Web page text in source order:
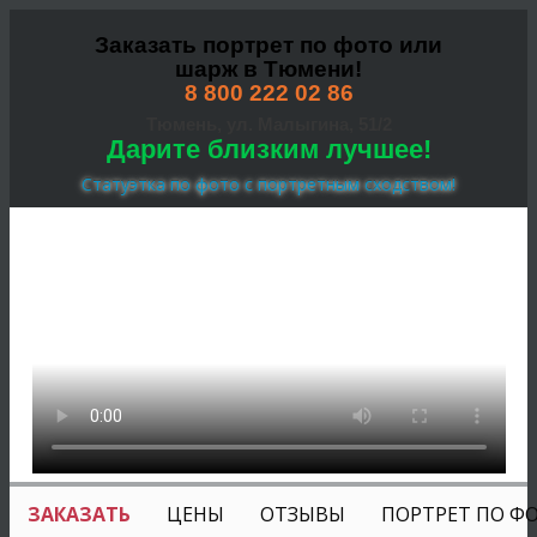
Заказать портрет по фото или
шарж в Тюмени!
8 800 222 02 86
Дарите близким лучшее!
Статуэтка по фото с портретным сходством!
ЗАКАЗАТЬ ЦЕНЫ ОТЗЫВЫ ПОРТРЕТ ПО